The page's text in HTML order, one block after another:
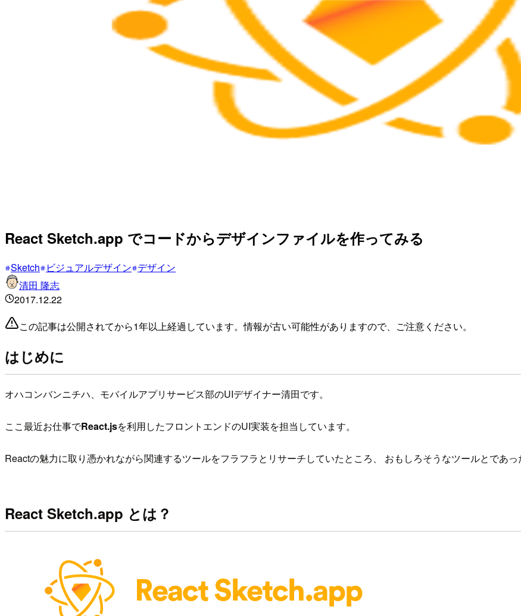
React Sketch.app でコードからデザインファイルを作ってみる
Sketch ビジュアルデザイン デザイン
清田 隆志
2017.12.22
この記事は公開されてから1年以上経過しています。情報が古い可能性がありますので、ご注意ください。
はじめに
オハコンバンニチハ、モバイルアプリサービス部のUIデザイナー清田です。
ここ最近お仕事でReact.jsを利用したフロントエンドのUI実装を担当しています。
Reactの魅力に取り憑かれながら関連するツールをフラフラとリサーチしていたところ、 おもしろそうなツールとであっ
React Sketch.app とは？